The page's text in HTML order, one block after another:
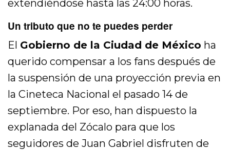
extendiéndose hasta las 24:00 horas.
Un tributo que no te puedes perder
El Gobierno de la Ciudad de México ha
querido compensar a los fans después de
la suspensión de una proyección previa en
la Cineteca Nacional el pasado 14 de
septiembre. Por eso, han dispuesto la
explanada del Zócalo para que los
seguidores de Juan Gabriel disfruten de